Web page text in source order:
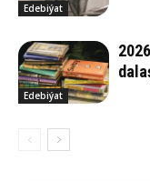
Edebiýat
Edebiýat